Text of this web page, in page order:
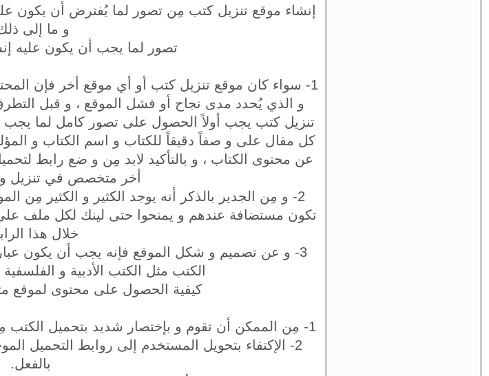
إنشاء موقع تنزيل كتب مِن تصور لما يُفترض أن يكون
و ما إلى
تصور لما يجب أن يكون عليه
1- سواء كان موقع تنزيل كتب أو أي موقع أخر فإن
و الذي يُحدد مدى نجاح أو فشل الموقع ، و قبل
تنزيل كتب يجب أولاً الحصول على تصور كامل لما يجب
كل مقال على و صفاً دقيقاً للكتاب و اسم الكتاب و
عن محتوى الكتاب ، و بالتأكيد لابد مِن و ضع رابط
أخر متخصص في تنزيل و
2- و مِن الجدير بالذكر أنه يوجد الكثير و الكثير مِن
تكون مستضافة عندهم و يمنحوا حتى لينك لكل ملف
خلال هذا
3- و عن تصميم و شكل الموقع فإنه يجب أن يكون
الكتب مثل الكتب الأدبية و
كيفية الحصول على محتوى
1- مِن الممكن أن تقوم و بإختصار شديد بتحميل الكتب مِن الإنترنت و مِن ثم معاودة رفعها مرة أخرى.
2- الإكتفاء بتحويل المستخدم إلى روابط التحميل
بالفعل.